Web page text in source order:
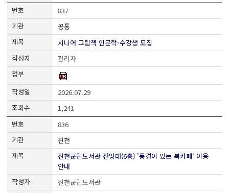
837
공통
시니어 그림책 인문학-수강생 모집
관리자
2026.07.29
1,241
836
진천
진천군립도서관 전망대(6층) '풍경이 있는 북카페' 이용
안내
진천군립도서관